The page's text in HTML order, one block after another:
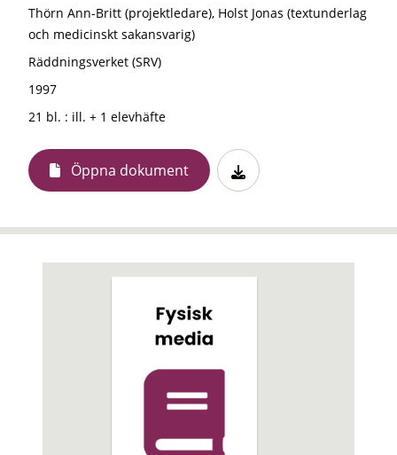
Thörn Ann-Britt (projektledare), Holst Jonas (textunderlag
och medicinskt sakansvarig)
Räddningsverket (SRV)
1997
21 bl. : ill. + 1 elevhäfte
Öppna dokument